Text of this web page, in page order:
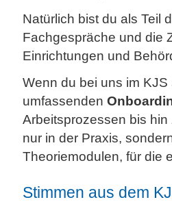
Natürlich bist du als Teil
Fachgespräche und die
Einrichtungen und
Wenn du bei uns im
umfassenden
Arbeitsprozessen bis
nur in der Praxis,
Theoriemodulen, für die
Stimmen aus dem